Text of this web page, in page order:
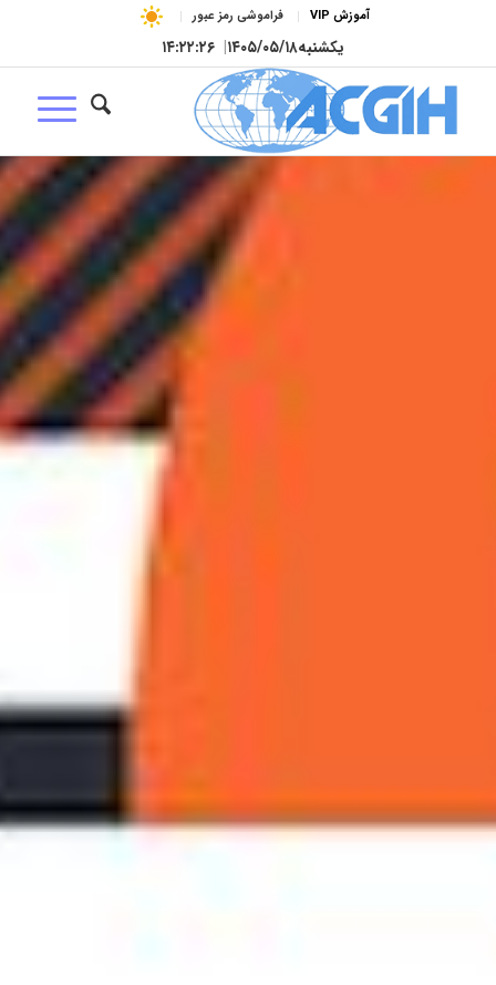
آموزش VIP فراموشی رمز عبور
یکشنبه۱۴۰۵/۰۵/۱۸| ۱۴:۲۲:۲۶